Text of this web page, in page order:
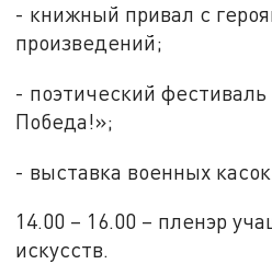
- книжный привал с
произведений;
- поэтический
Победа!»;
- выставка военных
14.00 – 16.00 – пленэр
искусств.